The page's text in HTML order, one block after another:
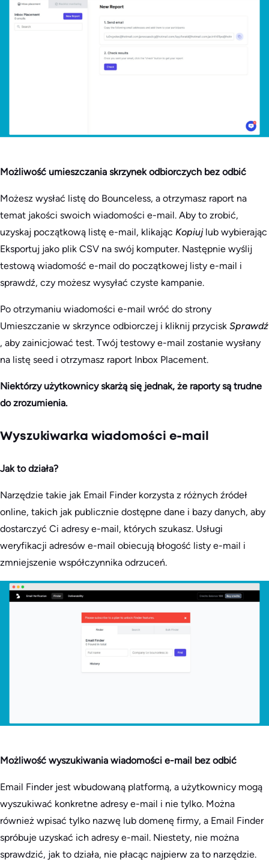
Możliwość umieszczania skrzynek odbiorczych bez odbić
Możesz wysłać listę do Bounceless, a otrzymasz raport na
temat jakości swoich wiadomości e-mail. Aby to zrobić,
uzyskaj początkową listę e-mail, klikając Kopiuj lub wybierając
Eksportuj jako plik CSV na swój komputer. Następnie wyślij
testową wiadomość e-mail do początkowej listy e-mail i
sprawdź, czy możesz wysyłać czyste kampanie.
Po otrzymaniu wiadomości e-mail wróć do strony
Umieszczanie w skrzynce odbiorczej i kliknij przycisk Sprawdź
, aby zainicjować test. Twój testowy e-mail zostanie wysłany
na listę seed i otrzymasz raport Inbox Placement.
Niektórzy użytkownicy skarżą się jednak, że raporty są trudne
do zrozumienia.
Wyszukiwarka wiadomości e-mail
Jak to działa?
Narzędzie takie jak Email Finder korzysta z różnych źródeł
online, takich jak publicznie dostępne dane i bazy danych, aby
dostarczyć Ci adresy e-mail, których szukasz. Usługi
weryfikacji adresów e-mail obiecują błogość listy e-mail i
zmniejszenie współczynnika odrzuceń.
Możliwość wyszukiwania wiadomości e-mail bez odbić
Email Finder jest wbudowaną platformą, a użytkownicy mogą
wyszukiwać konkretne adresy e-mail i nie tylko. Można
również wpisać tylko nazwę lub domenę firmy, a Email Finder
spróbuje uzyskać ich adresy e-mail. Niestety, nie można
sprawdzić, jak to działa, nie płacąc najpierw za to narzędzie.